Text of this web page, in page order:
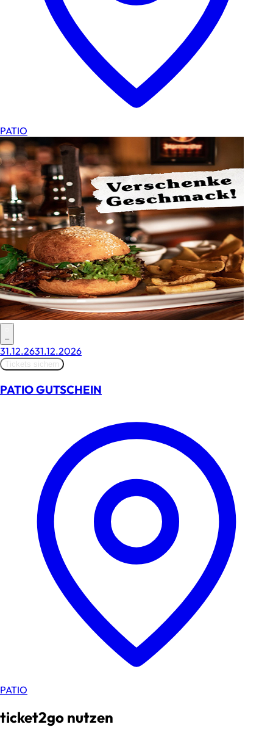
PATIO
–
31.12.2631.12.2026
Tickets sichern
PATIO GUTSCHEIN
PATIO
ticket2go nutzen